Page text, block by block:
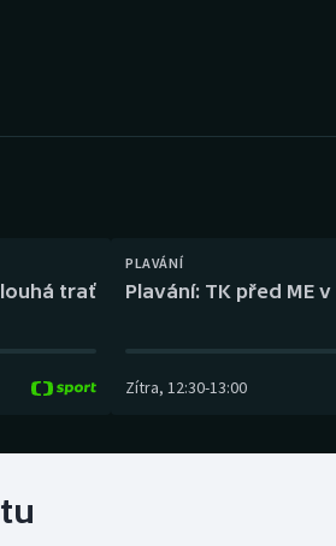
Gymnastika
trať
PLAVÁNÍ
Plavání: TK před ME
Zítra, 12:30-13:00